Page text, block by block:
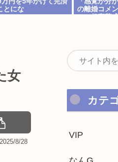
とにな
の離婚コメ
女
2025/8/28
カテ
VIP